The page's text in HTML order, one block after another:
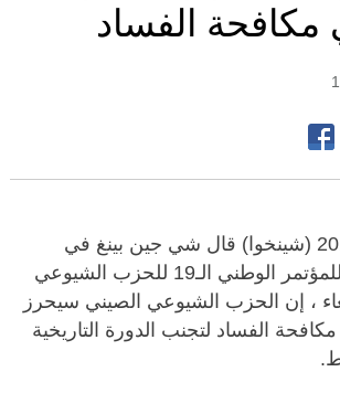
الفساد
بكين 18 أكتوبر 2017 (شينخوا) قال شي جين بينغ في
الجلسة الافتتاحية للمؤتمر الوطني الـ19 للحزب الشيوعي
، إن الحزب الشيوعي الصيني سيحرز
الفساد لتجنب الدورة التاريخية